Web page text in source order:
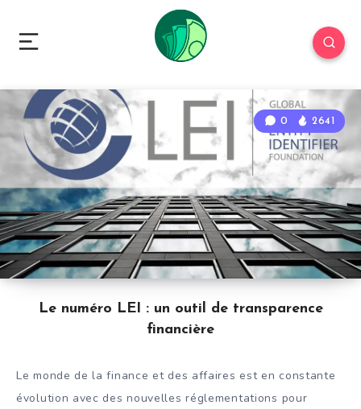
Le numéro LEI : un outil de transparence
financière
0 2641
Le monde de la finance et des affaires est en constante
évolution avec des nouvelles réglementations pour